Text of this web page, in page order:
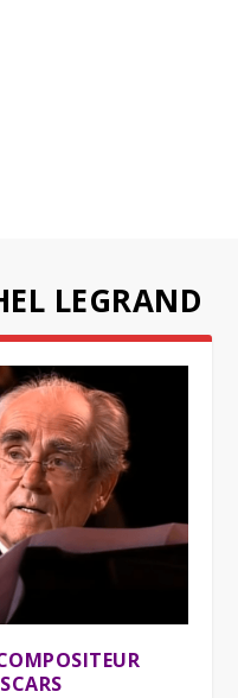
LEGRAND